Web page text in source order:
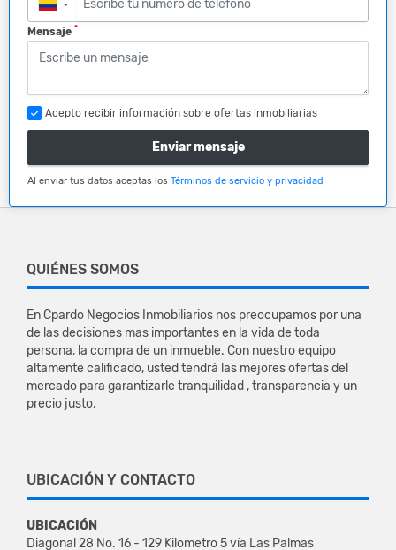
▼
Mensaje *
Acepto recibir información sobre ofertas inmobiliarias
Enviar mensaje
Al enviar tus datos aceptas los Términos de servicio y privacidad
QUIÉNES SOMOS
En Cpardo Negocios Inmobiliarios nos preocupamos por una
de las decisiones mas importantes en la vida de toda
persona, la compra de un inmueble. Con nuestro equipo
altamente calificado, usted tendrá las mejores ofertas del
mercado para garantizarle tranquilidad , transparencia y un
precio justo.
UBICACIÓN Y CONTACTO
UBICACIÓN
Diagonal 28 No. 16 - 129 Kilometro 5 vía Las Palmas